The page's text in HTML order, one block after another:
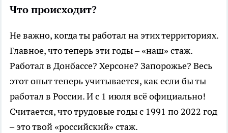
Что происходит?
Не важно, когда ты работал на этих территориях.
Главное, что теперь эти годы – «наш» стаж.
Работал в Донбассе? Херсоне? Запорожье? Весь
этот опыт теперь учитывается, как если бы ты
работал в России. И с 1 июля всё официально!
Считается, что трудовые годы с 1991 по 2022 год
– это твой «российский» стаж.